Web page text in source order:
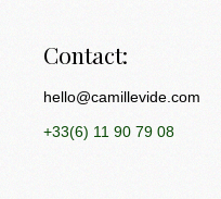
Contact:
hello@camillevide.com
+33(6) 11 90 79 08